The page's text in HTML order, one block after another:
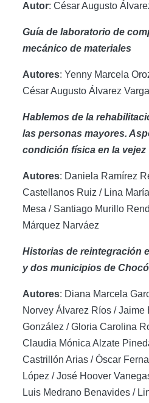
Autor: César Augusto
Guía de laboratorio de
mecánico de materiales
Autores: Yenny Marcela
César Augusto Álvarez
Hablemos de la
las personas mayores.
condición física en la vejez
Autores: Daniela Ramírez
Castellanos Ruiz / Lina
Mesa / Santiago Murillo
Márquez Narváez
Historias de reintegración
y dos municipios de
Autores: Diana Marcela
Norvey Álvarez Ríos / Jaime
González / Gloria Carolina
Claudia Mónica Alzate
Castrillón Arias / Óscar
López / José Hoover
Luis Medrano Benavides /